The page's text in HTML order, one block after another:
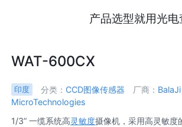
产品选型就用光电
WAT-600CX
印度 分类： CCD图像传感器 厂商： BalaJi
MicroTechnologies
1/3” 一缆系统高灵敏度摄像机，采用高灵敏度